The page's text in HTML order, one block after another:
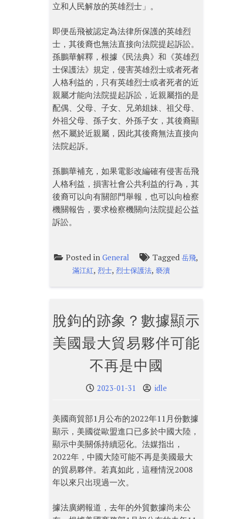
立和人民解放的英雄烈士」。
即便岳飛被認定為法律所保護的英雄烈
士，其後裔也無法直接向法院提起訴訟。
孫鵬華解釋，根據《民法典》和《英雄烈
士保護法》規定，侵害英雄烈士或者死者
人格利益的，只有英雄烈士或者死者的近
親屬才能向法院提起訴訟，近親屬指的是
配偶、父母、子女、兄弟姐妹、祖父母、
外祖父母、孫子女、外孫子女，其後裔顯
然不屬於近親屬，因此其後裔無法直接向
法院起訴。
孫鵬華補充，如果電影改編確有侵害岳飛
人格利益，損害社會公共利益的行為，其
後裔可以向有關部門舉報，也可以向檢察
機關報告，要求檢察機關向法院提起公益
訴訟。
Posted inGeneral Tagged岳飛,
滿江紅,烈士,烈士保護法,褻瀆
脫鉤的跡象？數據顯示
美國最大貿易夥伴可能
不再是中國
2023-01-31 idle
美國商貿部1月公布的2022年11月份數據
顯示，美國從歐盟進口已多於中國大陸，
顯示中美關係持續惡化。法媒指出，
2022年，中國大陸可能不再是美國最大
的貿易夥伴。若真如此，這種情況2008
年以來只出現過一次。
據法廣網報道，去年的外貿數據尚未公